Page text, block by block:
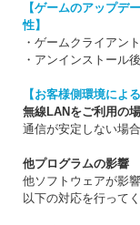
【ゲームのアップデ
性】
・ゲームクライアン
・アンインストール
【お客様側環境によ
無線LANをご利用の
通信が安定しない場
他プログラムの影響
他ソフトウェアが影
以下の対応を行ってく